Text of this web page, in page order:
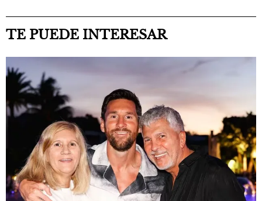
TE PUEDE INTERESAR